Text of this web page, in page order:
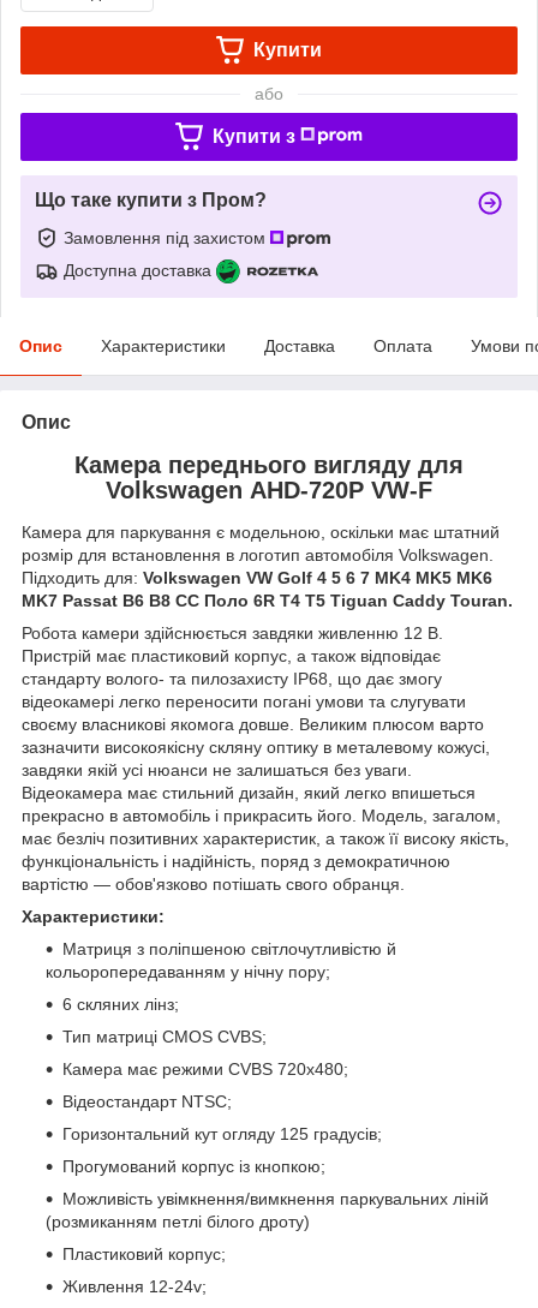
Купити
або
Купити з
Що таке купити з Пром?
Замовлення під захистом
Доступна доставка
Опис Характеристики Доставка Оплата Умови
Опис
Камера переднього вигляду для
Volkswagen AHD-720P VW-F
Камера для паркування є модельною, оскільки має штатний
розмір для встановлення в логотип автомобіля Volkswagen.
Підходить для: Volkswagen VW Golf 4 5 6 7 MK4 MK5 MK6
MK7 Passat B6 B8 CC Поло 6R T4 T5 Tiguan Caddy Touran.
Робота камери здійснюється завдяки живленню 12 В.
Пристрій має пластиковий корпус, а також відповідає
стандарту волого- та пилозахисту IP68, що дає змогу
відеокамері легко переносити погані умови та слугувати
своєму власникові якомога довше. Великим плюсом варто
зазначити високоякісну скляну оптику в металевому кожусі,
завдяки якій усі нюанси не залишаться без уваги.
Відеокамера має стильний дизайн, який легко впишеться
прекрасно в автомобіль і прикрасить його. Модель, загалом,
має безліч позитивних характеристик, а також її високу якість,
функціональність і надійність, поряд з демократичною
вартістю — обов'язково потішать свого обранця.
Характеристики:
Матриця з поліпшеною світлочутливістю й
кольоропередаванням у нічну пору;
6 скляних лінз;
Тип матриці CMOS CVBS;
Камера має режими CVBS 720х480;
Відеостандарт NTSC;
Горизонтальний кут огляду 125 градусів;
Прогумований корпус із кнопкою;
Можливість увімкнення/вимкнення паркувальних ліній
(розмиканням петлі білого дроту)
Пластиковий корпус;
Живлення 12-24v;